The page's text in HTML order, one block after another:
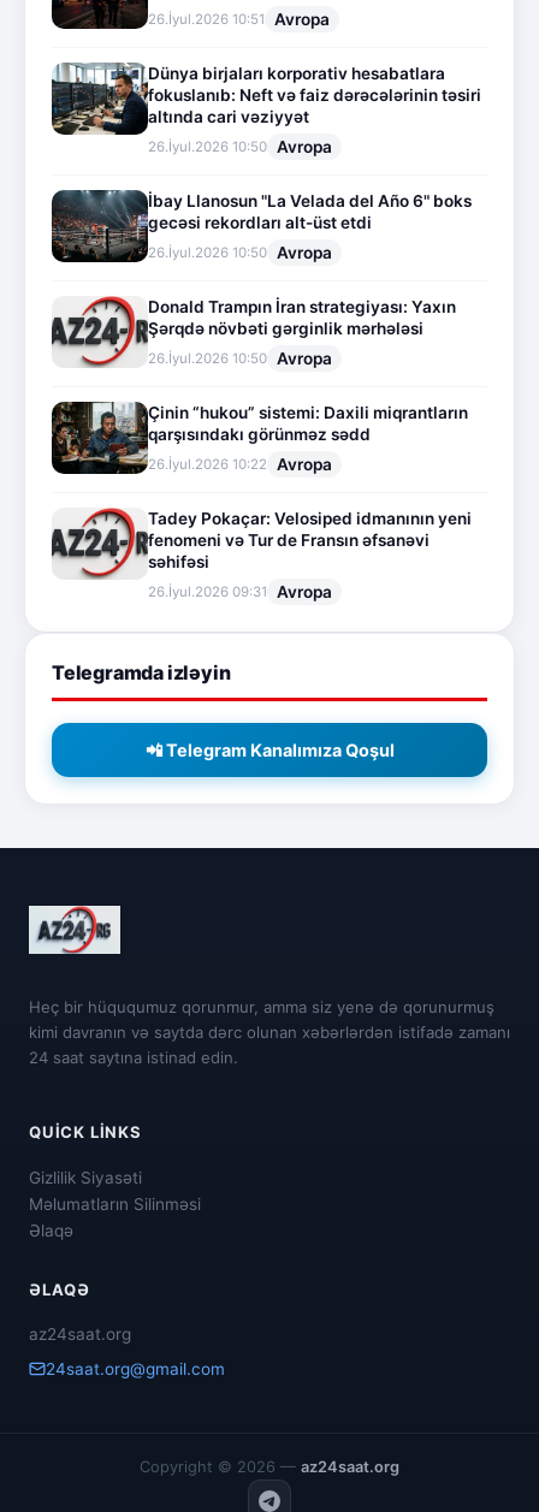
26.İyul.2026 10:51 Avropa
Dünya birjaları korporativ hesabatlara
fokuslanıb: Neft və faiz dərəcələrinin təsiri
altında cari vəziyyət
26.İyul.2026 10:50 Avropa
İbay Llanosun "La Velada del Año 6" boks
gecəsi rekordları alt-üst etdi
26.İyul.2026 10:50 Avropa
Donald Trampın İran strategiyası: Yaxın
Şərqdə növbəti gərginlik mərhələsi
26.İyul.2026 10:50 Avropa
Çinin “hukou” sistemi: Daxili miqrantların
qarşısındakı görünməz sədd
26.İyul.2026 10:22 Avropa
Tadey Pokaçar: Velosiped idmanının yeni
fenomeni və Tur de Fransın əfsanəvi
səhifəsi
26.İyul.2026 09:31 Avropa
Telegramda izləyin
📲 Telegram Kanalımıza Qoşul
Heç bir hüququmuz qorunmur, amma siz yenə də qorunurmuş
kimi davranın və saytda dərc olunan xəbərlərdən istifadə zamanı
24 saat saytına istinad edin.
QUICK LINKS
Gizlilik Siyasəti
Məlumatların Silinməsi
Əlaqə
ƏLAQƏ
az24saat.org
24saat.org@gmail.com
Copyright © 2026 — az24saat.org